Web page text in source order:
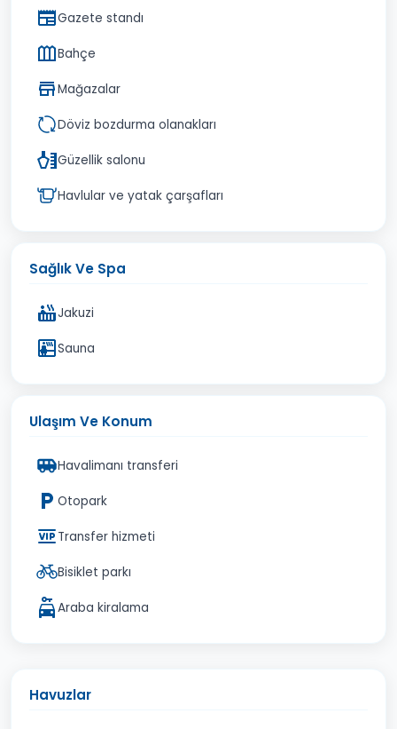
Gazete standı
Bahçe
Mağazalar
Döviz bozdurma olanakları
Güzellik salonu
Havlular ve yatak çarşafları
Sağlık Ve Spa
Jakuzi
Sauna
Ulaşım Ve Konum
Havalimanı transferi
Otopark
Transfer hizmeti
Bisiklet parkı
Araba kiralama
Havuzlar